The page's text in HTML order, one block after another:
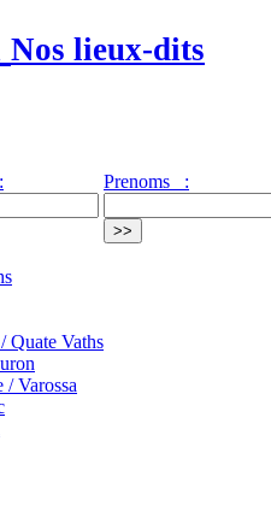
Nos lieux-dits
Prenoms :
Quate Vaths
/ Varossa